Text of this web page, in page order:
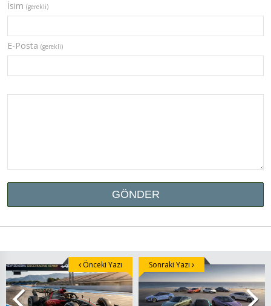
İsim (gerekli)
E-Posta (gerekli)
Önceki Yazı Sonraki Yazı